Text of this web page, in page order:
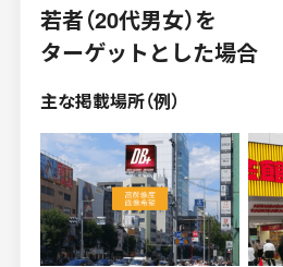
若者（20代男女）を
ターゲットとした場合
主な掲載場所（例）